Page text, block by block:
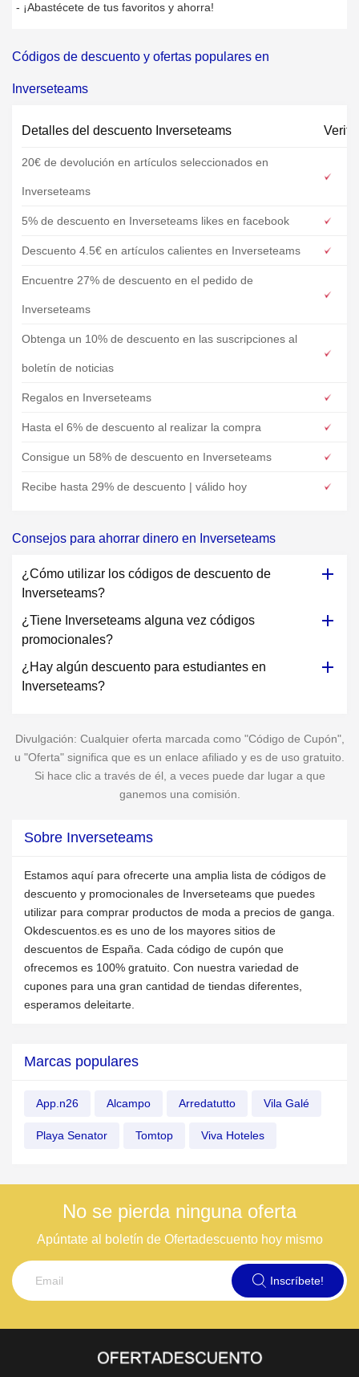
- ¡Abastécete de tus favoritos y ahorra!
Códigos de descuento y ofertas populares en
Inverseteams
Detalles del descuento Inverseteams
20€ de devolución en artículos seleccionados en
Inverseteams
5% de descuento en Inverseteams likes en facebook
Descuento 4.5€ en artículos calientes en Inverseteams
Encuentre 27% de descuento en el pedido de
Inverseteams
Obtenga un 10% de descuento en las suscripciones al
boletín de noticias
Regalos en Inverseteams
Hasta el 6% de descuento al realizar la compra
Consigue un 58% de descuento en Inverseteams
Recibe hasta 29% de descuento | válido hoy
Consejos para ahorrar dinero en Inverseteams
¿Cómo utilizar los códigos de descuento de
Inverseteams?
¿Tiene Inverseteams alguna vez códigos
promocionales?
¿Hay algún descuento para estudiantes en
Inverseteams?
Divulgación: Cualquier oferta marcada como "Código de Cupón",
u "Oferta" significa que es un enlace afiliado y es de uso gratuito.
Si hace clic a través de él, a veces puede dar lugar a que
ganemos una comisión.
Sobre Inverseteams
Estamos aquí para ofrecerte una amplia lista de códigos de
descuento y promocionales de Inverseteams que puedes
utilizar para comprar productos de moda a precios de ganga.
Okdescuentos.es es uno de los mayores sitios de
descuentos de España. Cada código de cupón que
ofrecemos es 100% gratuito. Con nuestra variedad de
cupones para una gran cantidad de tiendas diferentes,
esperamos deleitarte.
Marcas populares
App.n26 Alcampo Arredatutto Vila Galé
Playa Senator Tomtop Viva Hoteles
No se pierda ninguna oferta
Apúntate al boletín de Ofertadescuento hoy mismo
Inscríbete!